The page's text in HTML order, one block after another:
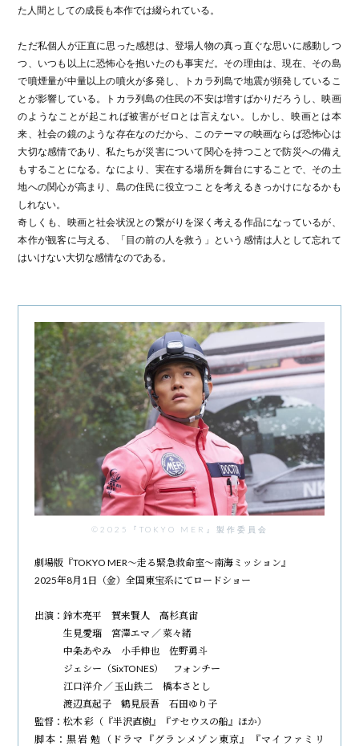
た人間としての成長も本作では綴られている。
ただ私個人が正直に思った感想は、登場人物の真っ直ぐな思いに感動しつ
つ、いつも以上に恐怖心を抱いたのも事実だ。その理由は、現在、その島
で噴煙量が中量以上の噴火が多発し、トカラ列島で地震が頻発しているこ
とが影響している。トカラ列島の住民の不安は増すばかりだろうし、映画
のようなことが起これば被害がゼロとは言えない。しかし、映画とは本
来、社会の鏡のような存在なのだから、このテーマの映画ならば恐怖心は
大切な感情であり、私たちが災害について関心を持つことで防災への備え
もすることになる。なにより、実在する場所を舞台にすることで、その土
地への関心が高まり、島の住民に役立つことを考えるきっかけになるかも
しれない。
奇しくも、映画と社会状況との繋がりを深く考える作品になっているが、
本作が観客に与える、「目の前の人を救う」という感情は人として忘れて
はいけない大切な感情なのである。
劇場版『TOKYO MER～走る緊急救命室～南海ミッション』
2025年8月1日（金）全国東宝系にてロードショー
出演：鈴木亮平 賀来賢人 高杉真宙
生見愛瑠 宮澤エマ ／ 菜々緒
中条あやみ 小手伸也 佐野勇斗
ジェシー（SixTONES） フォンチー
江口洋介 ／ 玉山鉄二 橋本さとし
渡辺真起子 鶴見辰吾 石田ゆり子
監督：松木 彩（『半沢直樹』『テセウスの船』ほか）
脚本：黒岩 勉（ドラマ『グランメゾン東京』『マイファミリ
©2025『TOKYO MER』製作委員会